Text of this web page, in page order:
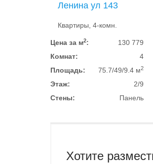
Ленина ул 143
Квартиры, 4-комн.
Цена за м2:
130 779
Комнат:
4
Площадь:
75.7/49/9.4 м2
Этаж:
2/9
Стены:
Панель
Хотите